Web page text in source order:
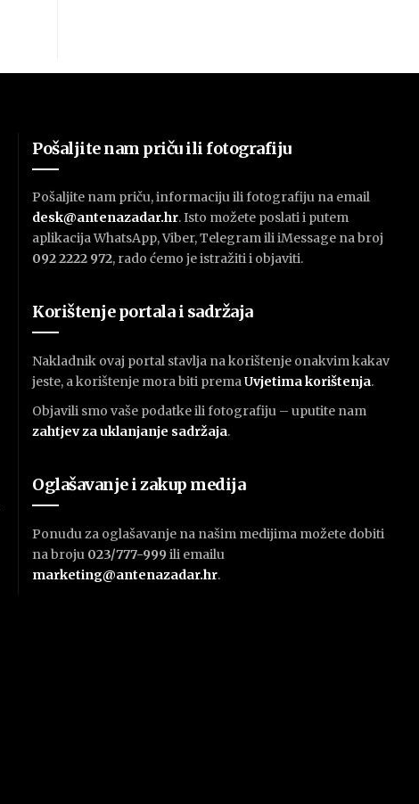
Pošaljite nam priču ili fotografiju
Pošaljite nam priču, informaciju ili fotografiju na email
desk@antenazadar.hr. Isto možete poslati i putem
aplikacija WhatsApp, Viber, Telegram ili iMessage na broj
092 2222 972, rado ćemo je istražiti i objaviti.
Korištenje portala i sadržaja
Nakladnik ovaj portal stavlja na korištenje onakvim kakav
jeste, a korištenje mora biti premaUvjetima korištenja.
Objavili smo vaše podatke ili fotografiju – uputite nam
zahtjev za uklanjanje sadržaja.
Oglašavanje i zakup medija
Ponudu za oglašavanje na našim medijima možete dobiti
na broju 023/777-999 ili emailu
marketing@antenazadar.hr.